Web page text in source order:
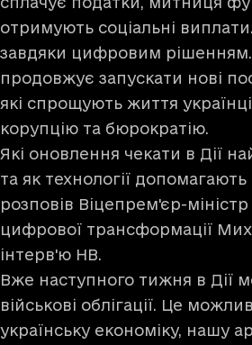
отримують соціальні
завдяки цифровим
продовжує запускати нові
які спрощують життя
корупцію та бюрократію.
Які оновлення чекати в Дії
та як технології допомагають
розповів Віцепрем'єр-
цифрової трансформації
інтерв'ю НВ.
Вже наступного тижня в Дії
військові облігації. Це
українську економіку, нашу